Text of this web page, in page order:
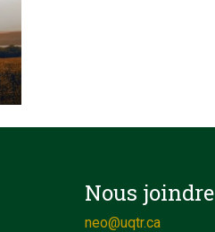
Nous joindre
neo@uqtr.ca